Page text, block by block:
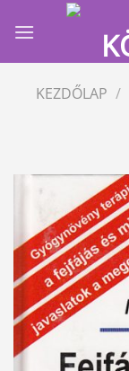
KEZDŐLAP /